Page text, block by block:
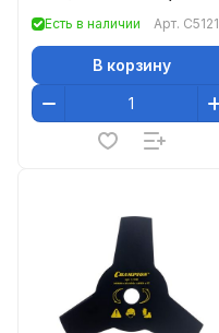
Champion C5121
Есть в наличии Арт. C5121
В корзину